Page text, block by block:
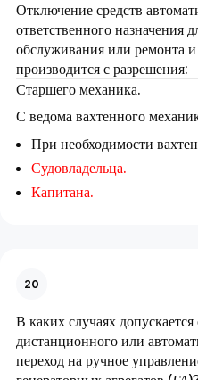
Отключение средств
ответственного назначения
обслуживания или ремонта
производится с разрешения:
Старшего механика.
С ведома вахтенного
При необходимости
Судовладельца.
Капитана.
20
В каких случаях
дистанционного или
переход на ручное